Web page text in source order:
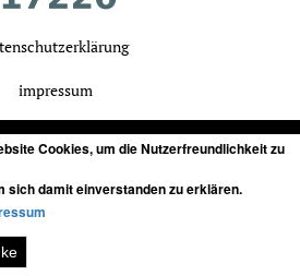
impressum
in stuttgart, baden-württemberg
von film, musik, games
Cookies, um die Nutzerfreundlichkeit zu
sich damit einverstanden zu erklären.